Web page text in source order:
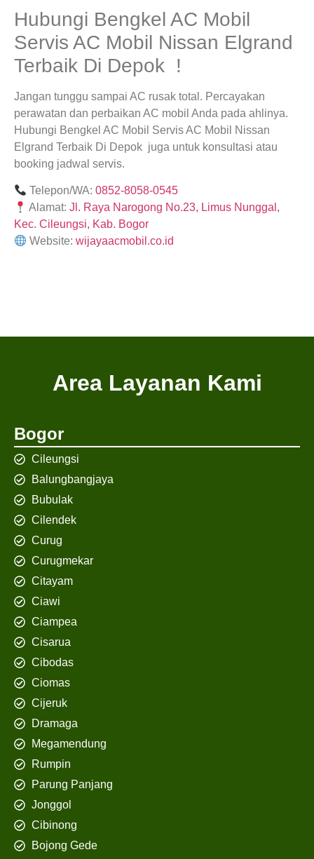
Hubungi Bengkel AC Mobil
Servis AC Mobil Nissan Elgrand
Terbaik Di Depok !
Jangan tunggu sampai AC rusak total. Percayakan
perawatan dan perbaikan AC mobil Anda pada ahlinya.
Hubungi Bengkel AC Mobil Servis AC Mobil Nissan
Elgrand Terbaik Di Depok juga untuk konsultasi atau
booking jadwal servis.
Telepon/WA:0852-8058-0545
Alamat:Jl. Raya Narogong No.23, Limus Nunggal,
Kec. Cileungsi, Kab. Bogor
Website:wijayaacmobil.co.id
Area Layanan Kami
Bogor
Cileungsi
Balungbangjaya
Bubulak
Cilendek
Curug
Curugmekar
Citayam
Ciawi
Ciampea
Cisarua
Cibodas
Ciomas
Cijeruk
Dramaga
Megamendung
Rumpin
Parung Panjang
Jonggol
Cibinong
Bojong Gede